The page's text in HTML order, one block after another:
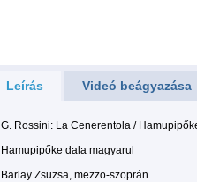
Leírás Videó beágyazása
G. Rossini: La Cenerentola /
Hamupipőke dala magyarul
Barlay Zsuzsa, mezzo-szoprán